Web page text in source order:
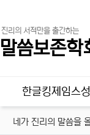
진리의 서적만을 출간하는
말씀보존학
메인 메뉴
한글킹제임스
네가 진리의 말씀을